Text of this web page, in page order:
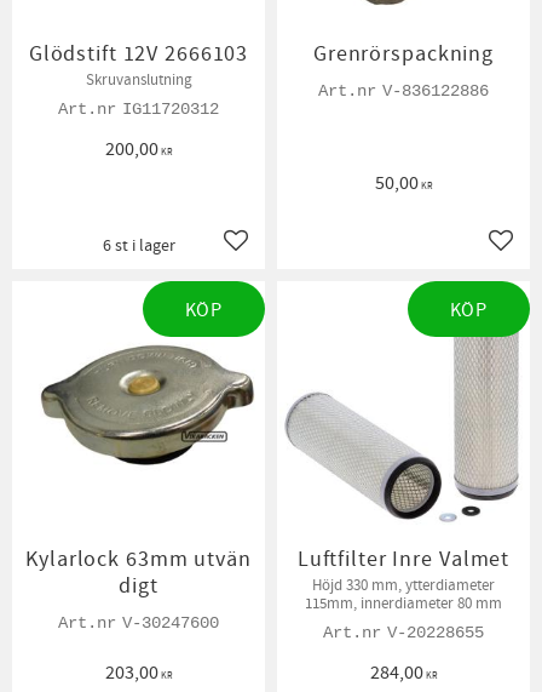
Glödstift 12V 2666103
Skruvanslutning
IG11720312
200,00KR
Lägg till i favoriter
6 st i lager
Grenrörspackning
V-836122886
50,00KR
Kylarlock 63mm utvän
digt
V-30247600
203,00KR
KÖP
Luftfilter Inre Valmet
Höjd 330 mm, ytterdiameter
115mm, innerdiameter 80 mm
V-20228655
284,00KR
KÖP